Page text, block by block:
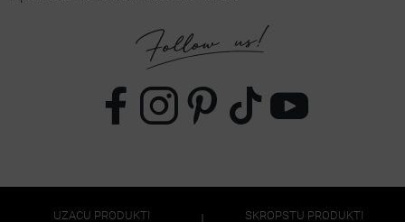
UZACU PRODUKTI SKROPSTU PRODUKTI